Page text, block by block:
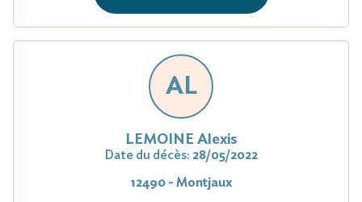
AL
LEMOINE Alexis
Date du décès: 28/05/2022
12490 - Montjaux